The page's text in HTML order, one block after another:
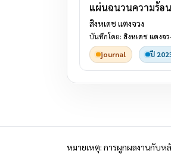
แผ่นฉนวนความร้อ
สิงหเดช แตงจวง
บันทึกโดย: สิงหเดช แตงจว
journal
ปี
หมายเหตุ: การผูกผลงานกับห